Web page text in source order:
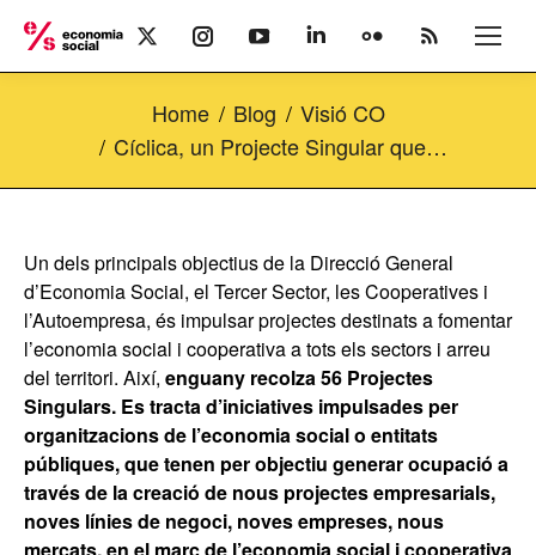
X
page
in
new
window
Instagram
page
in
new
window
YouTube
page
in
new
window
Linkedin
page
in
new
window
Flickr
page
in
new
window
Rss
page
window
Home Blog
Visió CO
Cíclica, un Projecte Singular que…
Un dels principals objectius de la Direcció General
d’Economia Social, el Tercer Sector, les Cooperatives i
l’Autoempresa, és impulsar projectes destinats a fomentar
l’economia social i cooperativa a tots els sectors i arreu
del territori. Així, enguany recolza 56 Projectes
Singulars. Es tracta d’iniciatives impulsades per
organitzacions de l’economia social o entitats
públiques, que tenen per objectiu generar ocupació a
través de la creació de nous projectes empresarials,
noves línies de negoci, noves empreses, nous